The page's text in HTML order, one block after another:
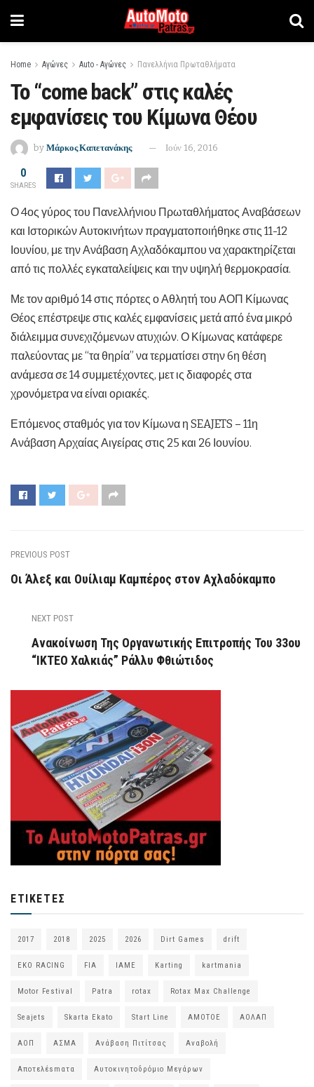
Home Αγώνες Auto - Αγώνες Πανελλήνια Πρωταθλήματα
Το “come back” στις καλές
εμφανίσεις του Κίμωνα Θέου
by Μάρκος Καπετανάκης Ιούν 16, 2016
0
SHARES
Ο 4ος γύρος του Πανελλήνιου Πρωταθλήματος Αναβάσεων
και Ιστορικών Αυτοκινήτων πραγματοποιήθηκε στις 11-12
Ιουνίου, με την Ανάβαση Αχλαδόκαμπου να χαρακτηρίζεται
από τις πολλές εγκαταλείψεις και την υψηλή θερμοκρασία.
Με τον αριθμό 14 στις πόρτες ο Αθλητή του ΑΟΠ Κίμωνας
Θέος επέστρεψε στις καλές εμφανίσεις μετά από ένα μικρό
διάλειμμα συνεχιζόμενων ατυχιών. Ο Κίμωνας κατάφερε
παλεύοντας με “τα θηρία” να τερματίσει στην 6η θέση
ανάμεσα σε 14 συμμετέχοντες, μετ ις διαφορές στα
χρονόμετρα να είναι οριακές.
Επόμενος σταθμός για τον Κίμωνα η SEAJETS – 11η
Ανάβαση Αρχαίας Αιγείρας στις 25 και 26 Ιουνίου.
PREVIOUS POST
Οι Άλεξ και Ουίλιαμ Καμπέρος στον Αχλαδόκαμπο
NEXT POST
Ανακοίνωση Της Οργανωτικής Επιτροπής Του 33ου
“ΙΚΤΕΟ Χαλκιάς” Ράλλυ Φθιώτιδος
ΕΤΙΚΈΤΕΣ
2017 2018 2025 2026 Dirt Games drift
EKO RACING FIA IAME Karting kartmania
Motor Festival Patra rotax Rotax Max Challenge
Seajets Skarta Ekato Start Line ΑΜΟΤΟΕ ΑΟΛΑΠ
ΑΟΠ ΑΣΜΑ Ανάβαση Πιτίτσας Αναβολή
Αποτελέsmατα Αυτοκινητοδρόμιο Μεγάρων